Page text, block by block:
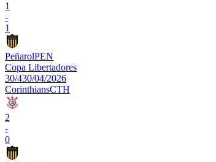
1
-
1
PeñarolPEN
Copa Libertadores
30/430/04/2026
CorinthiansCTH
2
-
0